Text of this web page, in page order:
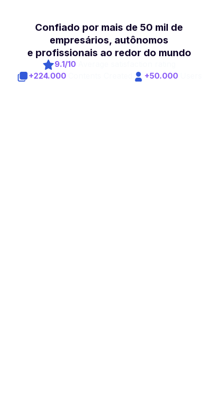
Confiado por mais de 50 mil de
empresários, autônomos
e profissionais ao redor do mundo
9.1/10
+224.000
+50.000